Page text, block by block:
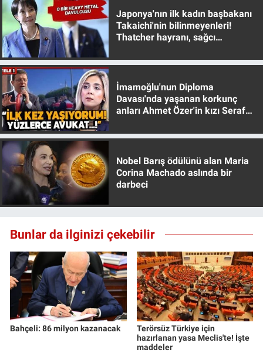
Japonya'nın ilk kadın başbakanı
Takaichi'nin bilinmeyenleri!
Thatcher hayranı, sağcı
İmamoğlu'nun Diploma
Davası'nda yaşanan korkunç
anları Ahmet Özer'in kızı Seraf
Nobel Barış ödülünü alan Maria
Corina Machado aslında bir
darbeci
Bunlar da ilginizi çekebilir
Bahçeli: 86 milyon kazanacak
Terörsüz Türkiye için
hazırlanan yasa Meclis'te! İşte
maddeler